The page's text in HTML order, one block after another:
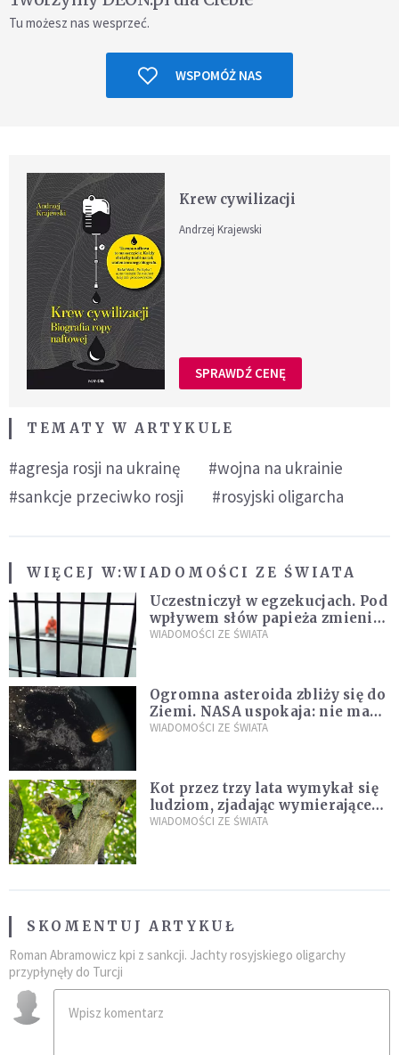
Tu możesz nas wesprzeć.
WSPOMÓŻ NAS
Krew cywilizacji
Andrzej Krajewski
SPRAWDŹ CENĘ
TEMATY W ARTYKULE
#agresja rosji na ukrainę
#wojna na ukrainie
#sankcje przeciwko rosji
#rosyjski oligarcha
WIĘCEJ W:WIADOMOŚCI ZE ŚWIATA
Uczestniczył w egzekucjach. Pod
wpływem słów papieża zmienił
zdanie
WIADOMOŚCI ZE ŚWIATA
Ogromna asteroida zbliży się do
Ziemi. NASA uspokaja: nie ma
zagrożenia
WIADOMOŚCI ZE ŚWIATA
Kot przez trzy lata wymykał się
ludziom, zjadając wymierające
kaczki. W końcu popełnił
WIADOMOŚCI ZE ŚWIATA
SKOMENTUJ ARTYKUŁ
Roman Abramowicz kpi z sankcji. Jachty rosyjskiego oligarchy
przypłynęły do Turcji